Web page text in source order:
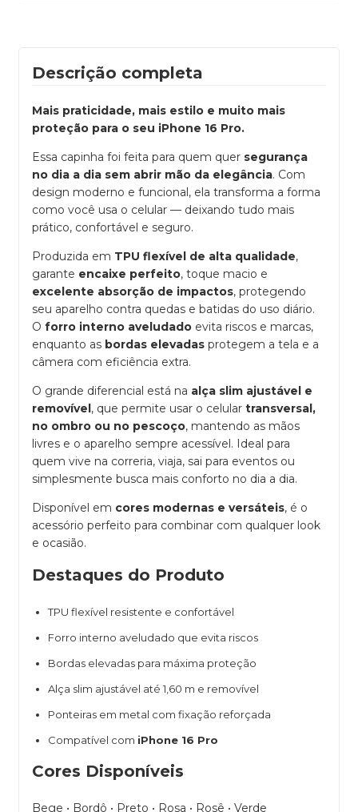
Descrição completa
Mais praticidade, mais estilo e muito mais
proteção para o seu iPhone 16 Pro.
Essa capinha foi feita para quem quer segurança
no dia a dia sem abrir mão da elegância. Com
design moderno e funcional, ela transforma a forma
como você usa o celular — deixando tudo mais
prático, confortável e seguro.
Produzida em TPU flexível de alta qualidade,
garante encaixe perfeito, toque macio e
excelente absorção de impactos, protegendo
seu aparelho contra quedas e batidas do uso diário.
O forro interno aveludado evita riscos e marcas,
enquanto as bordas elevadas protegem a tela e a
câmera com eficiência extra.
O grande diferencial está na alça slim ajustável e
removível, que permite usar o celular transversal,
no ombro ou no pescoço, mantendo as mãos
livres e o aparelho sempre acessível. Ideal para
quem vive na correria, viaja, sai para eventos ou
simplesmente busca mais conforto no dia a dia.
Disponível em cores modernas e versáteis, é o
acessório perfeito para combinar com qualquer look
e ocasião.
Destaques do Produto
TPU flexível resistente e confortável
Forro interno aveludado que evita riscos
Bordas elevadas para máxima proteção
Alça slim ajustável até 1,60 m e removível
Ponteiras em metal com fixação reforçada
Compatível com iPhone 16 Pro
Cores Disponíveis
Bege • Bordô • Preto • Rosa • Rosê • Verde